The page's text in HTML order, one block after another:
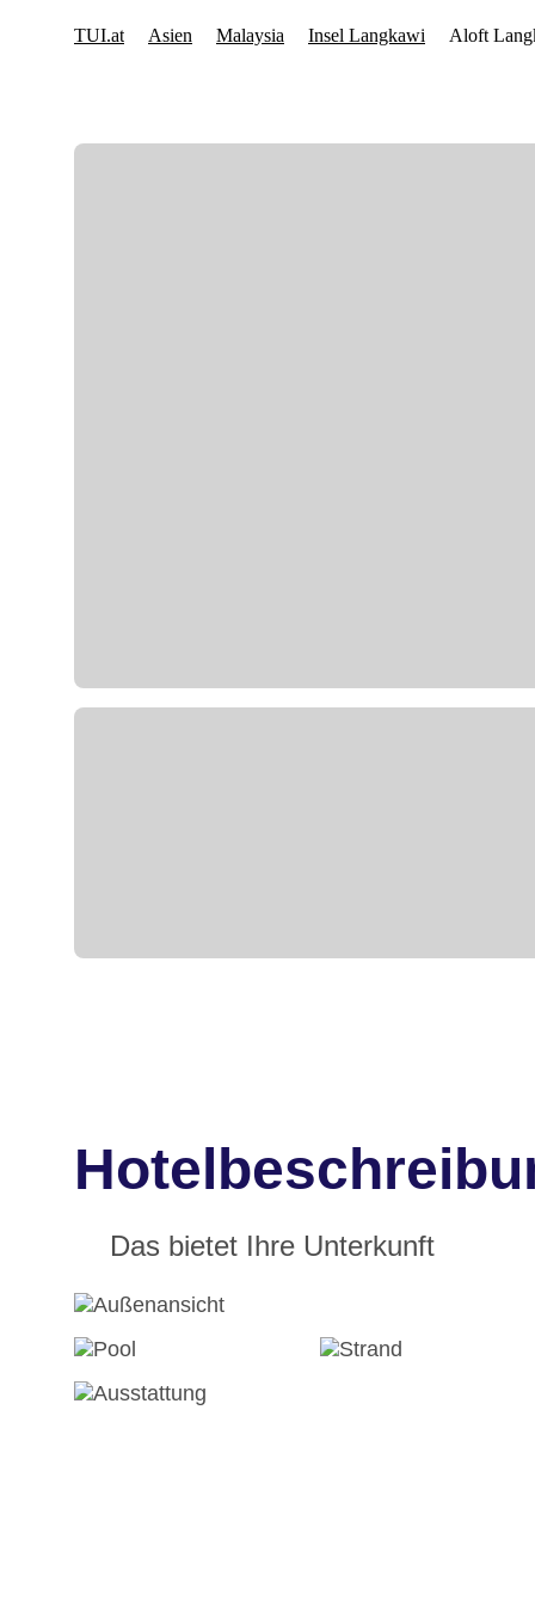
Das bietet Ihre Unterkunft